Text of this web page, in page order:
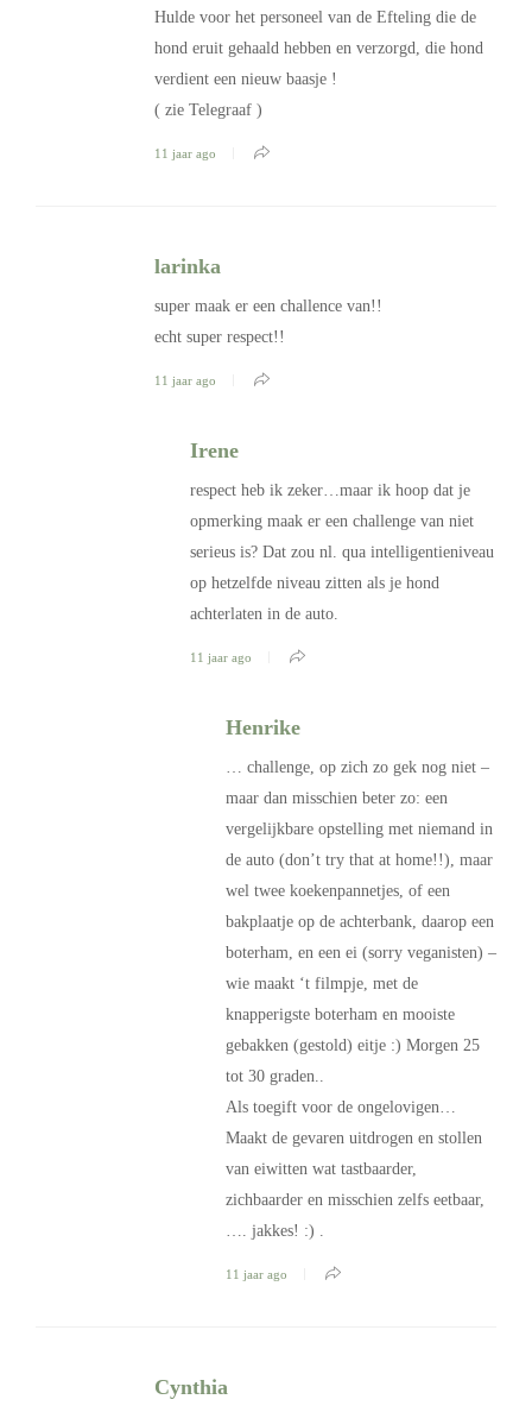
Hulde voor het personeel van de Efteling die de
hond eruit gehaald hebben en verzorgd, die hond
verdient een nieuw baasje !
( zie Telegraaf )
11 jaar ago
larinka
super maak er een challence van!!
echt super respect!!
11 jaar ago
Irene
respect heb ik zeker…maar ik hoop dat je
opmerking maak er een challenge van niet
serieus is? Dat zou nl. qua intelligentieniveau
op hetzelfde niveau zitten als je hond
achterlaten in de auto.
11 jaar ago
Henrike
… challenge, op zich zo gek nog niet –
maar dan misschien beter zo: een
vergelijkbare opstelling met niemand in
de auto (don’t try that at home!!), maar
wel twee koekenpannetjes, of een
bakplaatje op de achterbank, daarop een
boterham, en een ei (sorry veganisten) –
wie maakt ‘t filmpje, met de
knapperigste boterham en mooiste
gebakken (gestold) eitje :) Morgen 25
tot 30 graden..
Als toegift voor de ongelovigen…
Maakt de gevaren uitdrogen en stollen
van eiwitten wat tastbaarder,
zichbaarder en misschien zelfs eetbaar,
…. jakkes! :) .
11 jaar ago
Cynthia